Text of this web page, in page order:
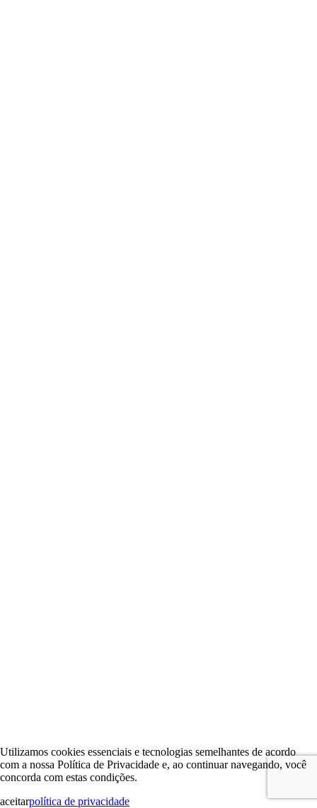
Utilizamos cookies essenciais e tecnologias semelhantes de acordo
com a nossa Política de Privacidade e, ao continuar navegando, você
concorda com estas condições.
aceitarpolítica de privacidade